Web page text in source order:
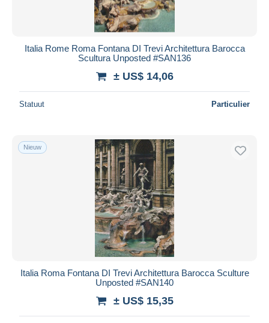
Italia Rome Roma Fontana DI Trevi Architettura Barocca
Scultura Unposted #SAN136
± US$ 14,06
Statuut Particulier
Nieuw
Italia Roma Fontana DI Trevi Architettura Barocca Sculture
Unposted #SAN140
± US$ 15,35